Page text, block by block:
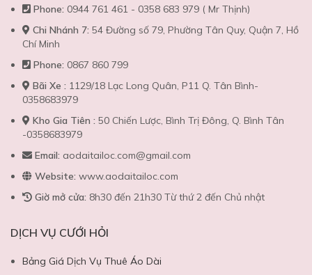
Phone: 0944 761 461 - 0358 683 979 ( Mr Thịnh)
Chi Nhánh 7: 54 Đường số 79, Phường Tân Quy, Quận 7, Hồ
Chí Minh
Phone: 0867 860 799
Bãi Xe : 1129/18 Lạc Long Quân, P11 Q. Tân Bình-
0358683979
Kho Gia Tiên : 50 Chiến Lược, Bình Trị Đông, Q. Bình Tân
-0358683979
Email: aodaitailoc.com@gmail.com
Website: www.aodaitailoc.com
Giờ mở cửa: 8h30 đến 21h30 Từ thứ 2 đến Chủ nhật
DỊCH VỤ CƯỚI HỎI
Bảng Giá Dịch Vụ Thuê Áo Dài